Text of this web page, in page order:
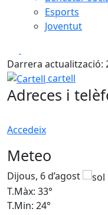
Esports
Joventut
Darrera actualització:
Cartell
cartell
Adreces i
Accedeix
Meteo
Dijous, 6 d’agost
T.Màx: 33°
T.Min: 24°